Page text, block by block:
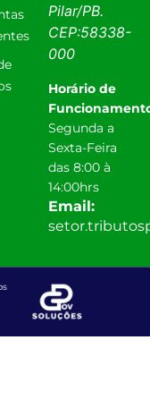
Pilar/PB.
CEP:58338-
000
Horário de
Segunda a
Sexta-Feira
das 8:00 à
14:00hrs
Email: